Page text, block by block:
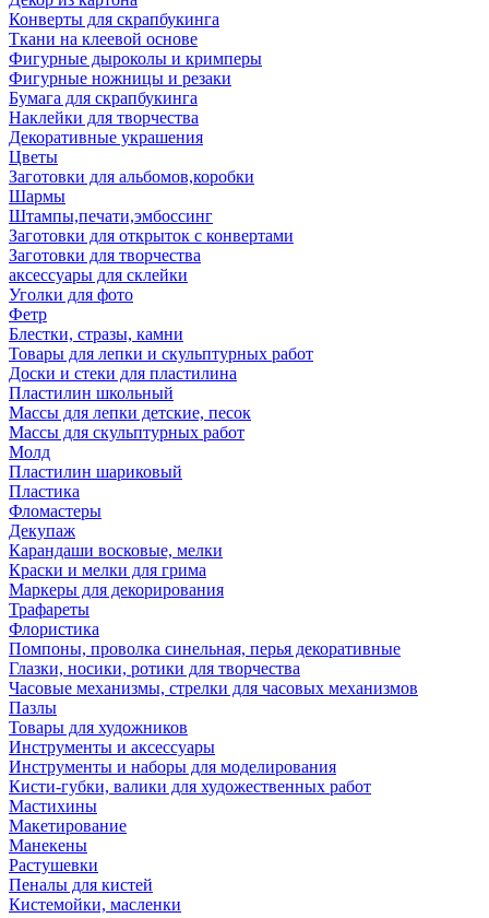
Конверты для скрапбукинга
Ткани на клеевой основе
Фигурные дыроколы и кримперы
Фигурные ножницы и резаки
Бумага для скрапбукинга
Наклейки для творчества
Декоративные украшения
Цветы
Заготовки для альбомов,коробки
Шармы
Штампы,печати,эмбоссинг
Заготовки для открыток с конвертами
Заготовки для творчества
аксессуары для склейки
Уголки для фото
Фетр
Блестки, стразы, камни
Товары для лепки и скульптурных работ
Доски и стеки для пластилина
Пластилин школьный
Массы для лепки детские, песок
Массы для скульптурных работ
Молд
Пластилин шариковый
Пластика
Фломастеры
Декупаж
Карандаши восковые, мелки
Краски и мелки для грима
Маркеры для декорирования
Трафареты
Флористика
Помпоны, проволка синельная, перья декоративные
Глазки, носики, ротики для творчества
Часовые механизмы, стрелки для часовых механизмов
Пазлы
Товары для художников
Инструменты и аксессуары
Инструменты и наборы для моделирования
Кисти-губки, валики для художественных работ
Мастихины
Макетирование
Манекены
Растушевки
Пеналы для кистей
Кистемойки, масленки